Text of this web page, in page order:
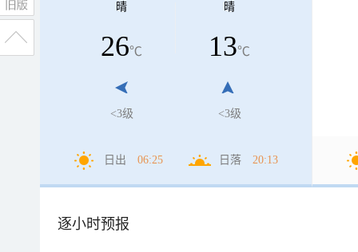
晴
26℃
<3级
晴
13℃
<3级
日出 06:25 日落 20:13
逐小时预报